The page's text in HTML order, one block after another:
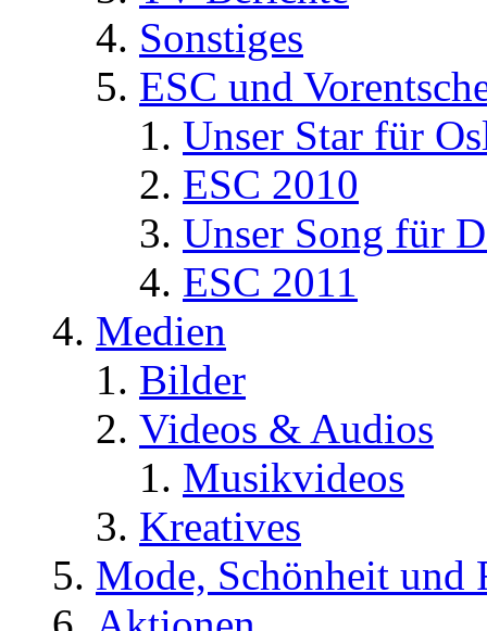
Sonstiges
ESC und
Unser Star für
ESC 2010
Unser Song für
ESC 2011
Medien
Bilder
Videos & Audios
Musikvideos
Kreatives
Mode, Schönheit und